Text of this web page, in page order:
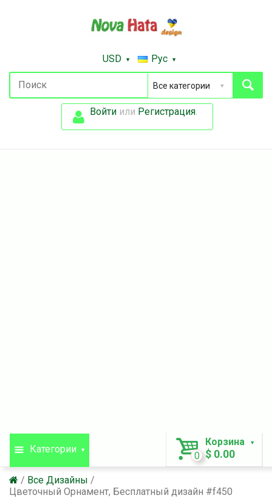
USD Рус
Войти или Регистрация
Категории
Корзина
0 $ 0.00
Все Дизайны
Цветочный Орнамент, Бесплатный дизайн #f450